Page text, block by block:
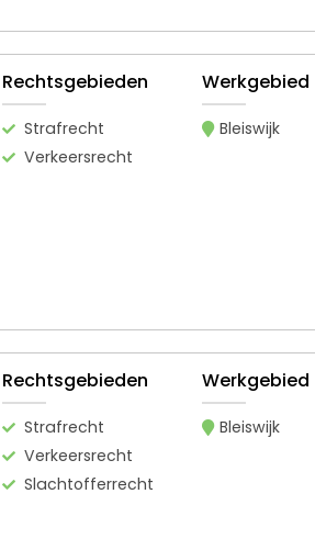
Rechtsgebieden
Strafrecht
Verkeersrecht
Werkgebied
Bleiswijk
Rechtsgebieden
Strafrecht
Verkeersrecht
Slachtofferrecht
Werkgebied
Bleiswijk